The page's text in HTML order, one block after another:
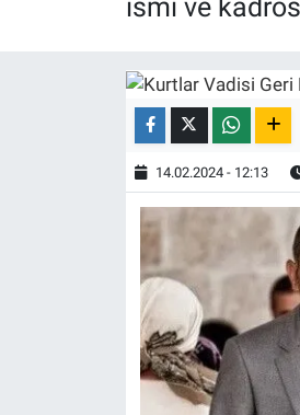
ismi ve
14.02.2024 - 12:13
Köşe Yazıları
Video Galeri
Haber Arşivi